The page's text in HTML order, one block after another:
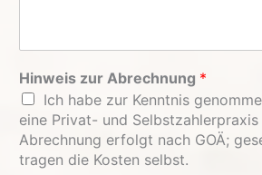
Hinweis zur Abrechnung *
Ich habe zur Kenntnis
eine Privat- und
Abrechnung erfolgt nach GOÄ;
tragen die Kosten selbst.